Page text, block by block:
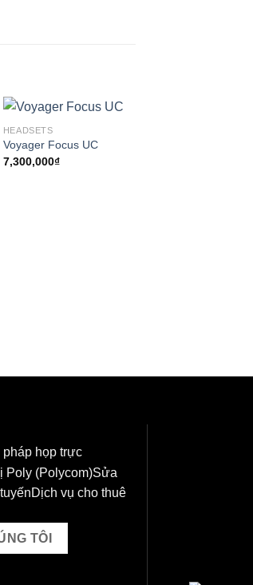
HEADSETS
Voyager Focus UC
7,300,000₫
họp trực
Poly (Polycom)Sửa
Dịch vụ cho thuê
TÔI